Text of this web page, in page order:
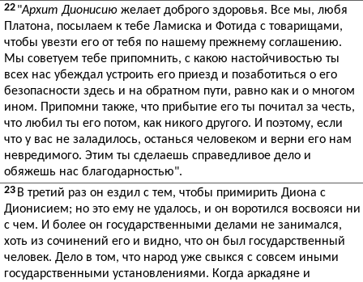
22 "Архит Дионисию желает доброго здоровья. Все мы, любя
Платона, посылаем к тебе Ламиска и Фотида с товарищами,
чтобы увезти его от тебя по нашему прежнему соглашению.
Мы советуем тебе припомнить, с какою настойчивостью ты
всех нас убеждал устроить его приезд и позаботиться о его
безопасности здесь и на обратном пути, равно как и о многом
ином. Припомни также, что прибытие его ты почитал за честь,
что любил ты его потом, как никого другого. И поэтому, если
что у вас не заладилось, останься человеком и верни его нам
невредимого. Этим ты сделаешь справедливое дело и
обяжешь нас благодарностью".
23 В третий раз он ездил с тем, чтобы примирить Диона с
Дионисием; но это ему не удалось, и он воротился восвояси ни
с чем. И более он государственными делами не занимался,
хоть из сочинений его и видно, что он был государственный
человек. Дело в том, что народ уже свыкся с совсем иными
государственными установлениями. Когда аркадяне и